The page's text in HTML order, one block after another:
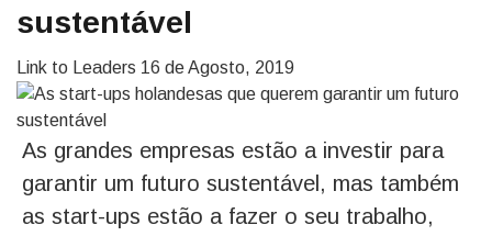
sustentável
Link to Leaders 16 de Agosto, 2019
As grandes empresas estão a investir para
garantir um futuro sustentável, mas também
as start-ups estão a fazer o seu trabalho,